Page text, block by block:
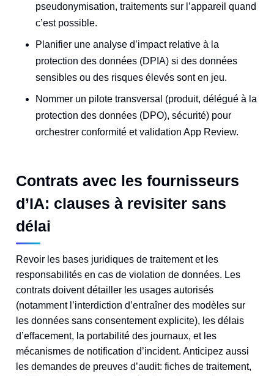
pseudonymisation, traitements sur l’appareil quand
c’est possible.
Planifier une analyse d’impact relative à la
protection des données (DPIA) si des données
sensibles ou des risques élevés sont en jeu.
Nommer un pilote transversal (produit, délégué à la
protection des données (DPO), sécurité) pour
orchestrer conformité et validation App Review.
Contrats avec les fournisseurs
d’IA: clauses à revisiter sans
délai
Revoir les bases juridiques de traitement et les
responsabilités en cas de violation de données. Les
contrats doivent détailler les usages autorisés
(notamment l’interdiction d’entraîner des modèles sur
les données sans consentement explicite), les délais
d’effacement, la portabilité des journaux, et les
mécanismes de notification d’incident. Anticipez aussi
les demandes de preuves d’audit: fiches de traitement,